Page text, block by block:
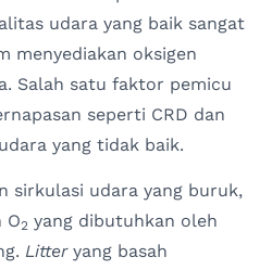
udara yang baik sangat
menyediakan oksigen
Salah satu faktor pemicu
seperti CRD dan
yang tidak baik.
sirkulasi udara yang buruk,
O2 yang dibutuhkan oleh
Litteryang basah